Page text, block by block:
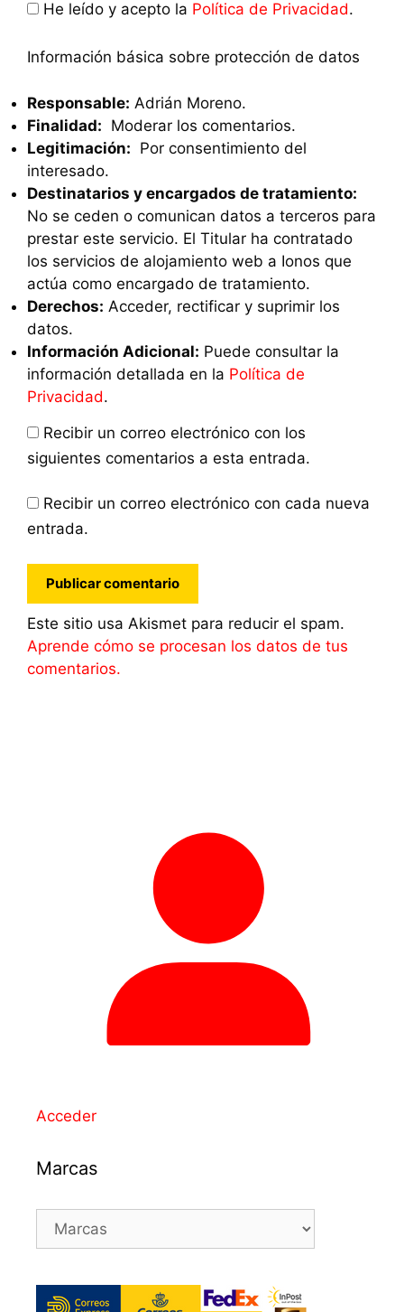
He leído y acepto la Política de Privacidad.
Información básica sobre protección de datos
Responsable: Adrián Moreno.
Finalidad: Moderar los comentarios.
Legitimación: Por consentimiento del
interesado.
Destinatarios y encargados de tratamiento:
No se ceden o comunican datos a terceros para
prestar este servicio. El Titular ha contratado
los servicios de alojamiento web a Ionos que
actúa como encargado de tratamiento.
Derechos: Acceder, rectificar y suprimir los
datos.
Información Adicional: Puede consultar la
información detallada en la Política de
Privacidad.
Recibir un correo electrónico con los
siguientes comentarios a esta entrada.
Recibir un correo electrónico con cada nueva
entrada.
Este sitio usa Akismet para reducir el spam.
Aprende cómo se procesan los datos de tus
comentarios.
Acceder
Marcas